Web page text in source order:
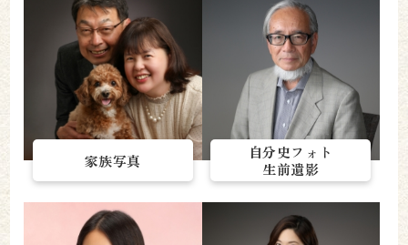
家族写真
自分史フォト
生前遺影